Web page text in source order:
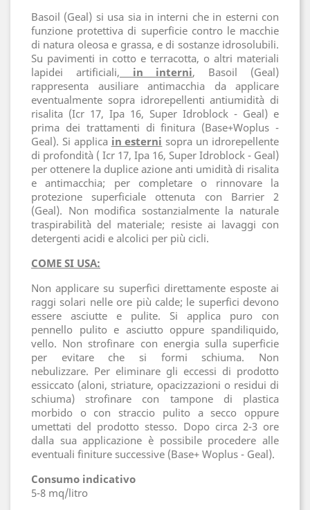
Basoil (Geal) si usa sia in interni che in esterni con
funzione protettiva di superficie contro le macchie
di natura oleosa e grassa, e di sostanze idrosolubili.
Su pavimenti in cotto e terracotta, o altri materiali
lapidei artificiali, in interni, Basoil (Geal)
rappresenta ausiliare antimacchia da applicare
eventualmente sopra idrorepellenti antiumidità di
risalita (Icr 17, Ipa 16, Super Idroblock - Geal) e
prima dei trattamenti di finitura (Base+Woplus -
Geal). Si applica in esterni sopra un idrorepellente
di profondità ( Icr 17, Ipa 16, Super Idroblock - Geal)
per ottenere la duplice azione anti umidità di risalita
e antimacchia; per completare o rinnovare la
protezione superficiale ottenuta con Barrier 2
(Geal). Non modifica sostanzialmente la naturale
traspirabilità del materiale; resiste ai lavaggi con
detergenti acidi e alcolici per più cicli.
COME SI USA:
Non applicare su superfici direttamente esposte ai
raggi solari nelle ore più calde; le superfici devono
essere asciutte e pulite. Si applica puro con
pennello pulito e asciutto oppure spandiliquido,
vello. Non strofinare con energia sulla superficie
per evitare che si formi schiuma. Non
nebulizzare. Per eliminare gli eccessi di prodotto
essiccato (aloni, striature, opacizzazioni o residui di
schiuma) strofinare con tampone di plastica
morbido o con straccio pulito a secco oppure
umettati del prodotto stesso. Dopo circa 2-3 ore
dalla sua applicazione è possibile procedere alle
eventuali finiture successive (Base+ Woplus - Geal).
Consumo indicativo
5-8 mq/litro